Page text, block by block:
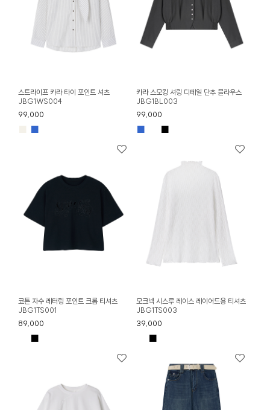
스트라이프 카라 타이 포인트 셔츠
JBG1WS004
99,000
■
카라 스모킹 셔링 디테일 단추 블라우스
JBG1BL003
99,000
■ ■
코튼 자수 레터링 포인트 크롭 티셔츠
JBG1TS001
89,000
■
모크넥 시스루 레이스 레이어드용 티셔츠
JBG1TS003
39,000
■